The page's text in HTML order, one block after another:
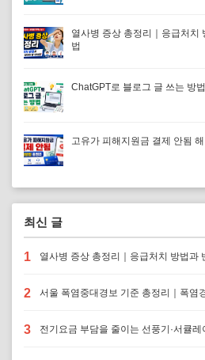
열사병 증상 총정리｜응급처치
법
ChatGPT로 블로그 글 쓰는 방법
고유가 피해지원금 결제 안됨
최신 글
1 열사병 증상 총정리｜응급처치 방법과
2 서울 폭염중대경보 기준 총정리｜폭염
3 전기요금 부담을 줄이는 선풍기·서큘